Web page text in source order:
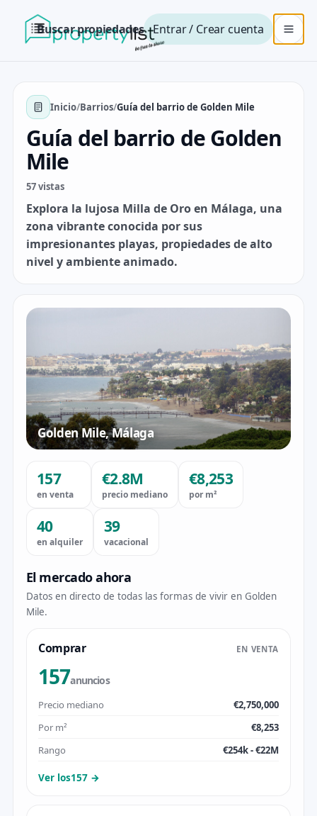
Buscar propiedades Entrar / Crear cuenta
Inicio/Barrios/Guía del barrio de Golden Mile
Guía del barrio de Golden
Mile
57 vistas
Explora la lujosa Milla de Oro en Málaga, una
zona vibrante conocida por sus
impresionantes playas, propiedades de alto
nivel y ambiente animado.
Golden Mile, Málaga
157
en venta
€2.8M
precio mediano
€8,253
por m²
40
en alquiler
39
vacacional
El mercado ahora
Datos en directo de todas las formas de vivir en Golden
Mile.
Comprar EN VENTA
157anuncios
Precio mediano
€2,750,000
Por m²
€8,253
Rango
€254k - €22M
Ver los157 →